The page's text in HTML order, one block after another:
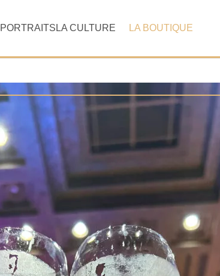
LA CULTURE
PORTRAITS LA BOUTIQUE